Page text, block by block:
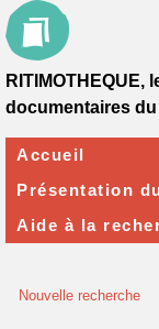
Nouvelle recherche
documentaires
Accueil
Présentation
Aide à la